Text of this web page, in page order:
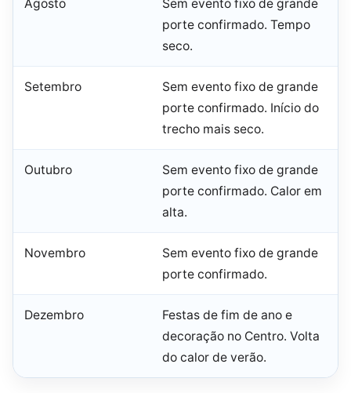
Agosto
Sem evento fixo de grande
porte confirmado. Tempo
seco.
Setembro
Sem evento fixo de grande
porte confirmado. Início do
trecho mais seco.
Outubro
Sem evento fixo de grande
porte confirmado. Calor em
alta.
Novembro
Sem evento fixo de grande
porte confirmado.
Dezembro
Festas de fim de ano e
decoração no Centro. Volta
do calor de verão.